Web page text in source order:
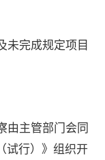
未完成规定项目
由主管部门会同
试行）》组织开